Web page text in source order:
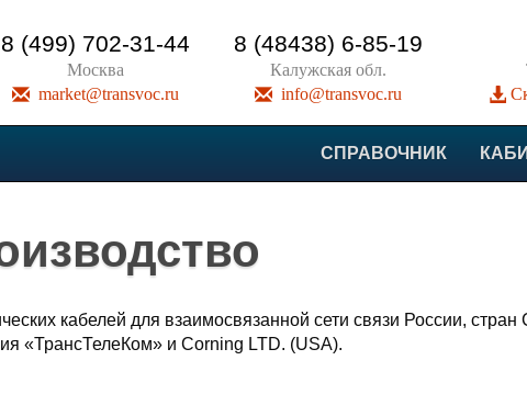
8 (499) 702-31-44
Москва
market@transvoc.ru
8 (48438) 6-85-19
Калужская обл.
info@transvoc.ru
СПРАВОЧНИК
кабелей для взаимосвязанной сети связи России,
«ТрансТелеКом» и Corning LTD. (USA).